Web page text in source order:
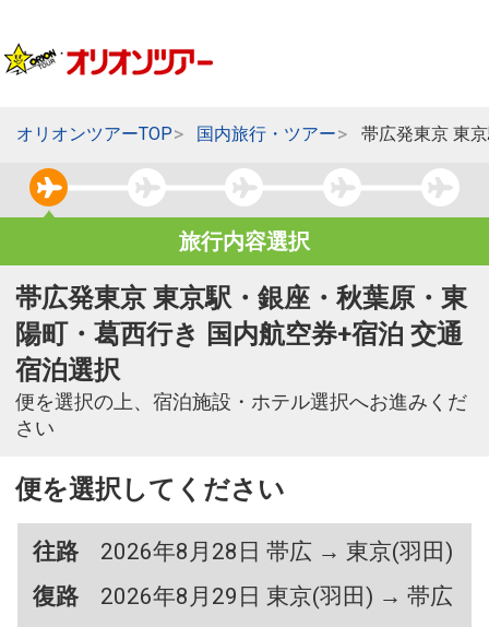
オリオンツアーTOP 国内旅行・ツアー 帯広発東京 東
旅行内容選択
帯広発東京 東京駅・銀座・秋葉原・東
陽町・葛西行き 国内航空券+宿泊 交通
宿泊選択
便を選択の上、宿泊施設・ホテル選択へお進みくだ
さい
便を選択してください
往路
2026年8月28日 帯広 → 東京(羽田)
復路
2026年8月29日 東京(羽田) → 帯広